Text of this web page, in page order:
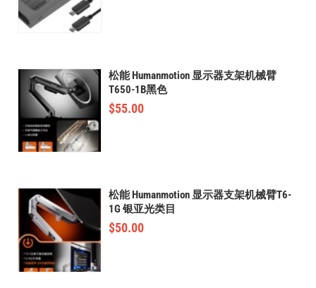
松能 Humanmotion 显示器支架机械臂
T650-1B黑色
$55.00
松能 Humanmotion 显示器支架机械臂T6-
1G 银亚光类目
$50.00